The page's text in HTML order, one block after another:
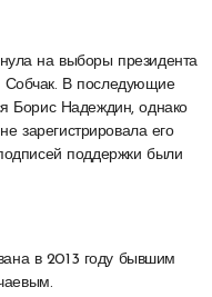
на выборы президента
Собчак. В последующие
Борис Надеждин, однако
зарегистрировала его
поддержки были
в 2013 году бывшим